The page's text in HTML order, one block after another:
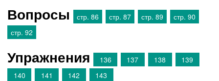
Вопросы стр. 86 стр. 87 стр. 89
стр. 90
стр. 92
Упражнения 136 137 138
139
140
141 142 143